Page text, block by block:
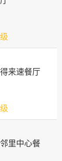
来速餐厅
里中心餐